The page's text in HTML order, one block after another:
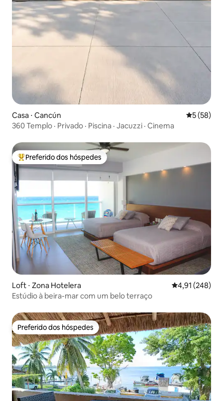
Casa ⋅ Cancún 5 de uma
5 (58)
360 Templo · Privado · Piscina · Jacuzzi · Cinema
Entre os melhores preferidos dos hóspedes
Preferido dos hóspedes
Loft ⋅ Zona Hotelera 4,91 de uma
4,91 (248)
Estúdio à beira-mar com um belo terraço
Preferido dos hóspedes
Preferido dos hóspedes